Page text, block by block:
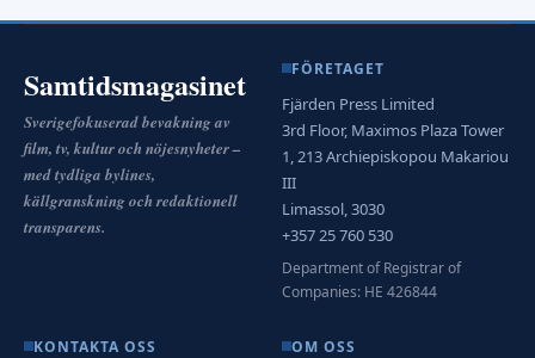
Samtidsmagasinet
Sverigefokuserad bevakning av
film, tv, kultur och nöjesnyheter –
med tydliga bylines,
källgranskning och redaktionell
transparens.
FÖRETAGET
Fjärden Press Limited
3rd Floor, Maximos Plaza Tower
1, 213 Archiepiskopou Makariou
III
Limassol, 3030
+357 25 760 530
Department of Registrar of
Companies: HE 426844
KONTAKTA OSS OM OSS